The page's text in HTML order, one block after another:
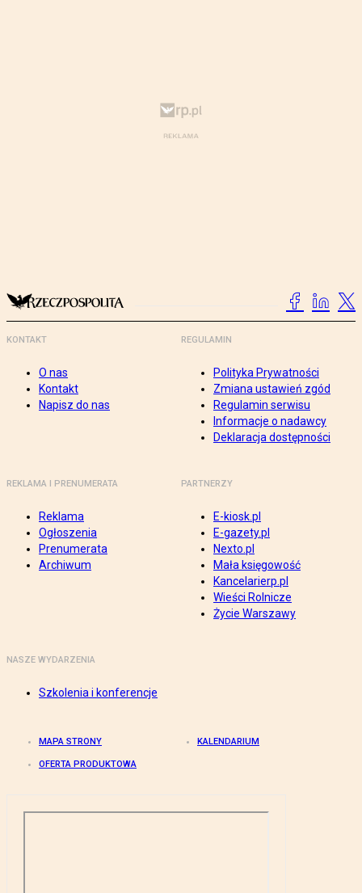
KONTAKT
O nas
Kontakt
Napisz do nas
REGULAMIN
Polityka Prywatności
Zmiana ustawień zgód
Regulamin serwisu
Informacje o nadawcy
Deklaracja dostępności
REKLAMA I PRENUMERATA
Reklama
Ogłoszenia
Prenumerata
Archiwum
PARTNERZY
E-kiosk.pl
E-gazety.pl
Nexto.pl
Mała księgowość
Kancelarierp.pl
Wieści Rolnicze
Życie Warszawy
NASZE WYDARZENIA
Szkolenia i konferencje
MAPA STRONY KALENDARIUM
OFERTA PRODUKTOWA